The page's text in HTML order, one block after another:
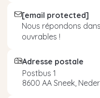
[email protected]
Nous répondons
ouvrables !
Adresse postale
Postbus 1
8600 AA Sneek,